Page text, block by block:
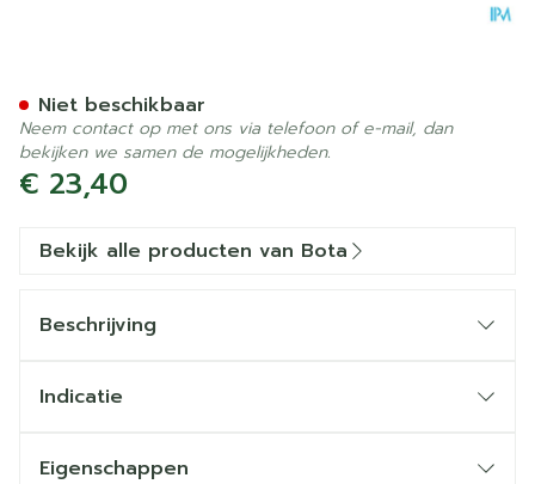
€ 23,40
Niet beschikbaar
Neem contact op met ons via telefoon of e-mail, dan
bekijken we samen de mogelijkheden.
Bekijk alle producten van Bota
Beschrijving
Indicatie
Eigenschappen